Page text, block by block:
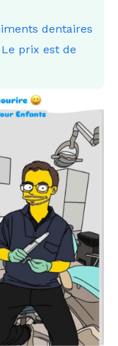
dentaires
prix est de